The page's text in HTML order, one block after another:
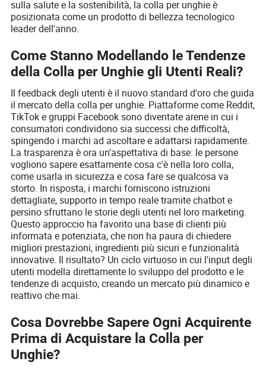
sulla salute e la sostenibilità, la colla per unghie è
posizionata come un prodotto di bellezza tecnologico
leader dell'anno.
Come Stanno Modellando le Tendenze
della Colla per Unghie gli Utenti Reali?
Il feedback degli utenti è il nuovo standard d'oro che guida
il mercato della colla per unghie. Piattaforme come Reddit,
TikTok e gruppi Facebook sono diventate arene in cui i
consumatori condividono sia successi che difficoltà,
spingendo i marchi ad ascoltare e adattarsi rapidamente.
La trasparenza è ora un'aspettativa di base: le persone
vogliono sapere esattamente cosa c'è nella loro colla,
come usarla in sicurezza e cosa fare se qualcosa va
storto. In risposta, i marchi forniscono istruzioni
dettagliate, supporto in tempo reale tramite chatbot e
persino sfruttano le storie degli utenti nel loro marketing.
Questo approccio ha favorito una base di clienti più
informata e potenziata, che non ha paura di chiedere
migliori prestazioni, ingredienti più sicuri e funzionalità
innovative. Il risultato? Un ciclo virtuoso in cui l'input degli
utenti modella direttamente lo sviluppo del prodotto e le
tendenze di acquisto, creando un mercato più dinamico e
reattivo che mai.
Cosa Dovrebbe Sapere Ogni Acquirente
Prima di Acquistare la Colla per
Unghie?